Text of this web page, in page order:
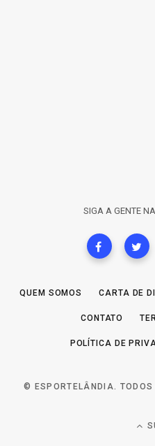
SIGA A GENTE
QUEM SOMOS CARTA DE
CONTATO
POLÍTICA DE
© ESPORTELÂNDIA.